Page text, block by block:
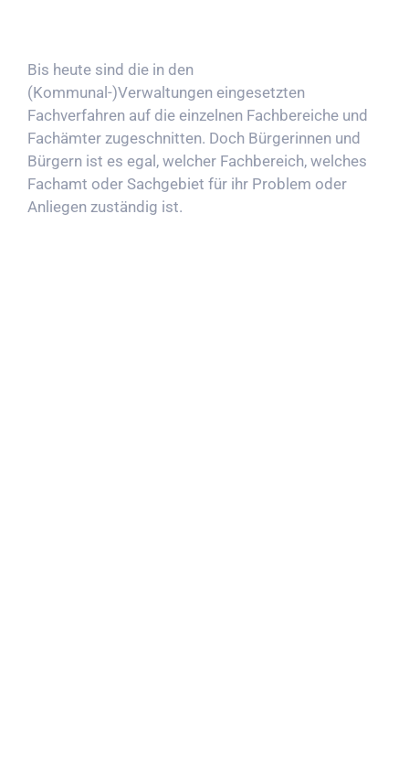
Bis heute sind die in den
(Kommunal-)Verwaltungen eingesetzten
Fachverfahren auf die einzelnen Fachbereiche und
Fachämter zugeschnitten. Doch Bürgerinnen und
Bürgern ist es egal, welcher Fachbereich, welches
Fachamt oder Sachgebiet für ihr Problem oder
Anliegen zuständig ist.